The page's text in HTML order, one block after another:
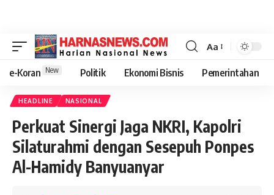
Aa
e-Koran New Politik Ekonomi Bisnis Pemerintahan
HEADLINE NASIONAL
Perkuat Sinergi Jaga NKRI, Kapolri
Silaturahmi dengan Sesepuh Ponpes
Al-Hamidy Banyuanyar